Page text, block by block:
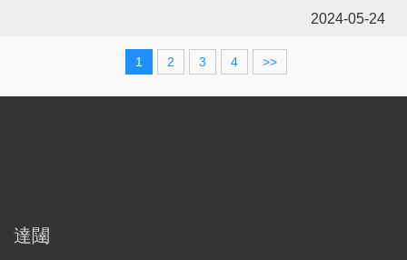
2024-05-24
1 2 3 4 >>
達闥